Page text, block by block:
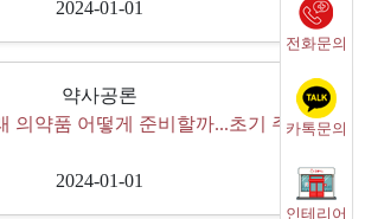
2024-01-01
약사공론
의약품 어떻게 준비할까...초기 주문
2024-01-01
전화문의
카톡문의
인테리어